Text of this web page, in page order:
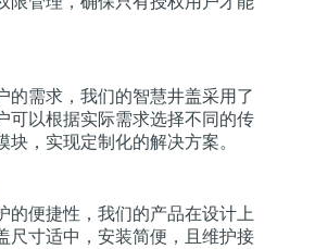
的需求，我们的智慧井盖采用了
可以根据实际需求选择不同的传
块，实现定制化的解决方案。
的便捷性，我们的产品在设计上
尺寸适中，安装简便，且维护接